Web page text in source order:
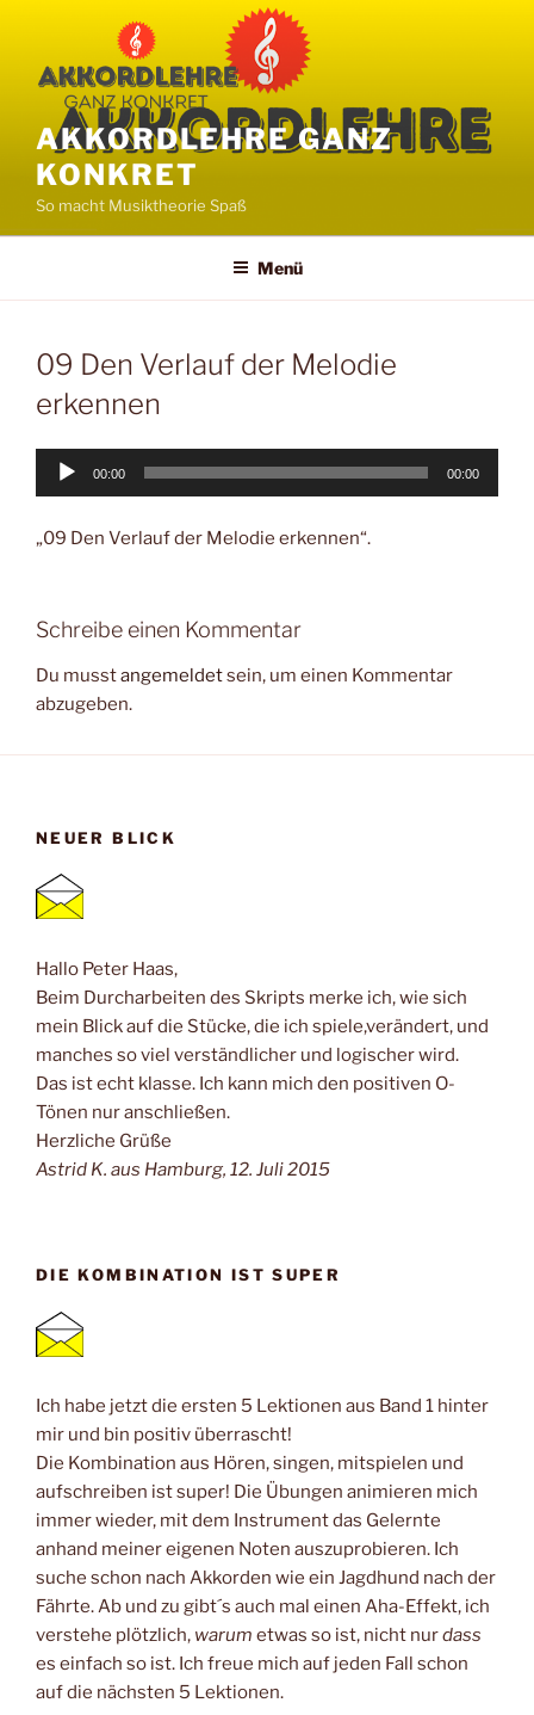
springen
AKKORDLEHRE GANZ
KONKRET
So macht Musiktheorie Spaß
Menü
09 Den Verlauf der Melodie
erkennen
Audio-
00:00 00:00
„09 Den Verlauf der Melodie erkennen“.
Schreibe einen Kommentar
Du musstangemeldetsein, um einen Kommentar
abzugeben.
NEUER BLICK
Hallo Peter Haas,
Beim Durcharbeiten des Skripts merke ich, wie sich
mein Blick auf die Stücke, die ich spiele,verändert, und
manches so viel verständlicher und logischer wird.
Das ist echt klasse. Ich kann mich den positiven O-
Tönen nur anschließen.
Herzliche Grüße
Astrid K. aus Hamburg, 12. Juli 2015
DIE KOMBINATION IST SUPER
Ich habe jetzt die ersten 5 Lektionen aus Band 1 hinter
mir und bin positiv überrascht!
Die Kombination aus Hören, singen, mitspielen und
aufschreiben ist super! Die Übungen animieren mich
immer wieder, mit dem Instrument das Gelernte
anhand meiner eigenen Noten auszuprobieren. Ich
suche schon nach Akkorden wie ein Jagdhund nach der
Fährte. Ab und zu gibt´s auch mal einen Aha-Effekt, ich
verstehe plötzlich, warum etwas so ist, nicht nurdass
es einfach so ist. Ich freue mich auf jeden Fall schon
auf die nächsten 5 Lektionen.